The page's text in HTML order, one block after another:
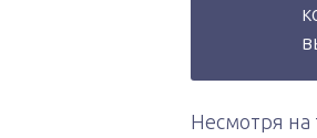
Несмотря на